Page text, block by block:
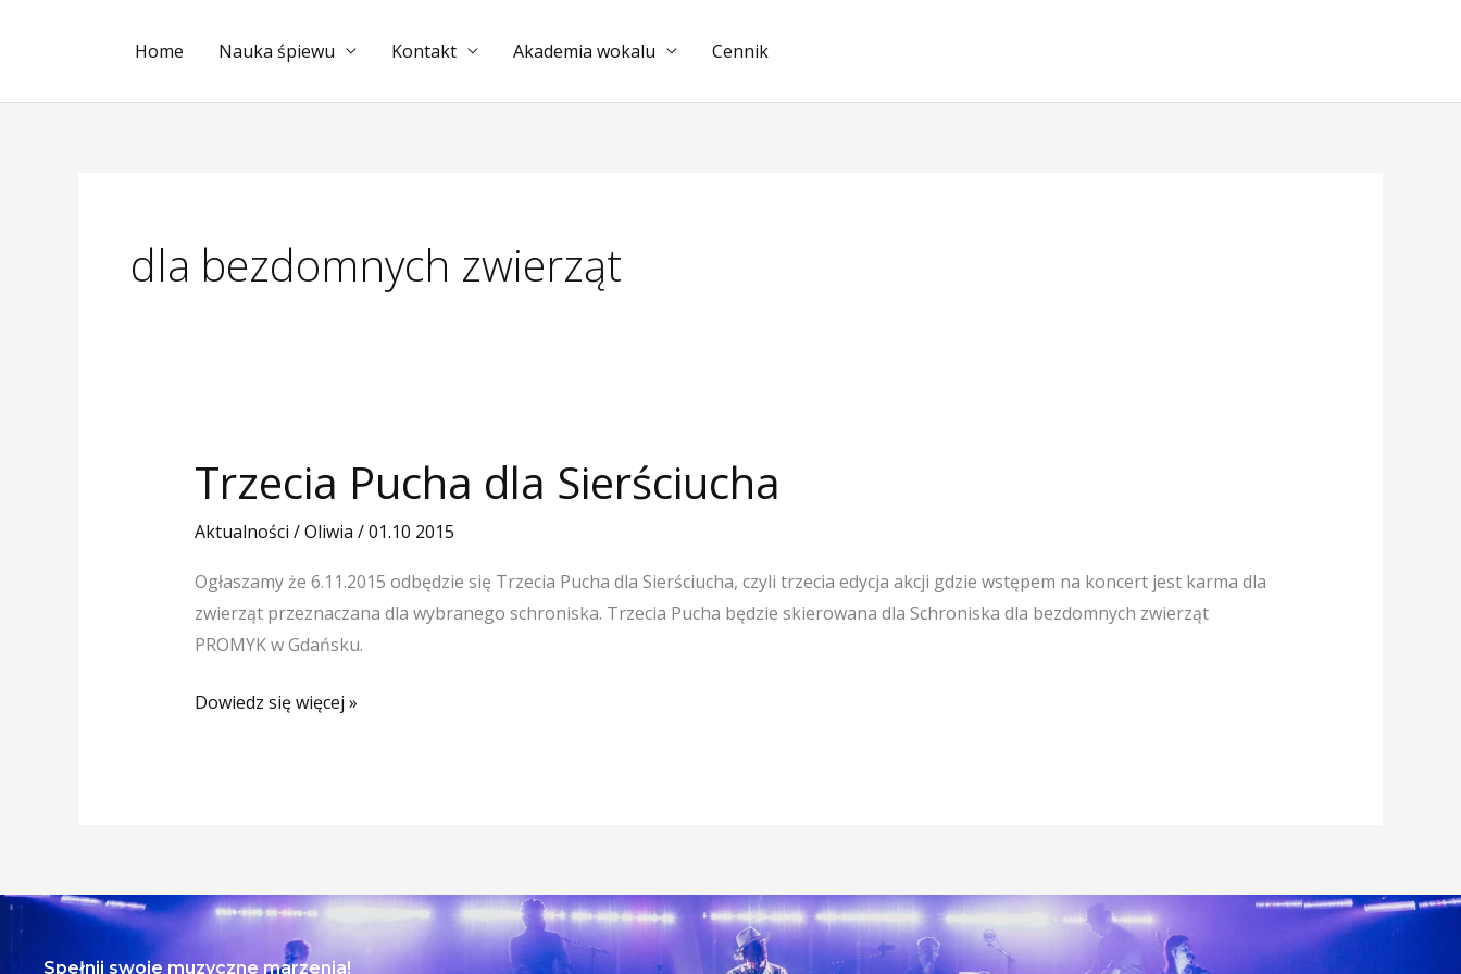
Home Nauka śpiewu Kontakt Akademia wokalu Cennik
dla bezdomnych zwierząt
Trzecia Pucha dla Sierściucha
Aktualności /Oliwia /01.10 2015
Ogłaszamy że 6.11.2015 odbędzie się Trzecia Pucha dla Sierściucha, czyli trzecia edycja akcji gdzie wstępem na koncert jest karma dla
zwierząt przeznaczana dla wybranego schroniska. Trzecia Pucha będzie skierowana dla Schroniska dla bezdomnych zwierząt
PROMYK w Gdańsku.
Trzecia
Pucha
dla
Dowiedz się więcej »
Spełnij swoje muzyczne marzenia!